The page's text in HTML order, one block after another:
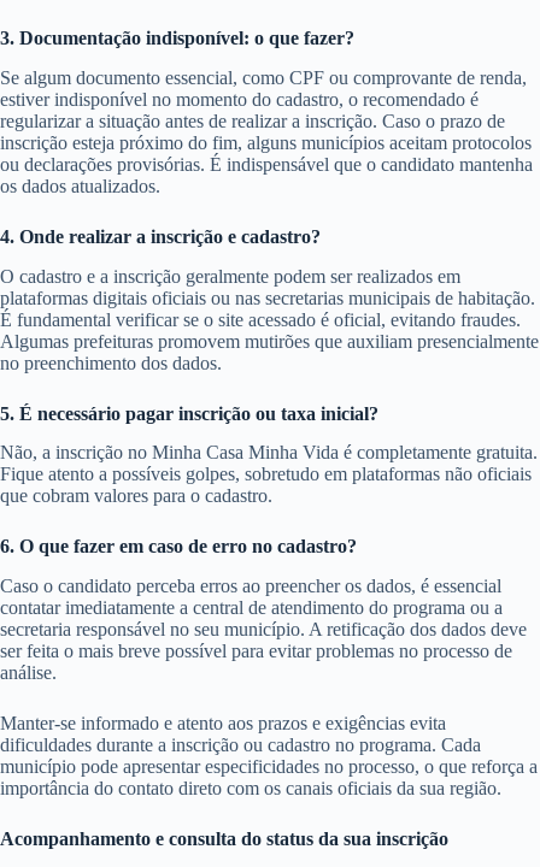
3. Documentação indisponível: o que fazer?
Se algum documento essencial, como CPF ou comprovante de renda,
estiver indisponível no momento do cadastro, o recomendado é
regularizar a situação antes de realizar a inscrição. Caso o prazo de
inscrição esteja próximo do fim, alguns municípios aceitam protocolos
ou declarações provisórias. É indispensável que o candidato mantenha
os dados atualizados.
4. Onde realizar a inscrição e cadastro?
O cadastro e a inscrição geralmente podem ser realizados em
plataformas digitais oficiais ou nas secretarias municipais de habitação.
É fundamental verificar se o site acessado é oficial, evitando fraudes.
Algumas prefeituras promovem mutirões que auxiliam presencialmente
no preenchimento dos dados.
5. É necessário pagar inscrição ou taxa inicial?
Não, a inscrição no Minha Casa Minha Vida é completamente gratuita.
Fique atento a possíveis golpes, sobretudo em plataformas não oficiais
que cobram valores para o cadastro.
6. O que fazer em caso de erro no cadastro?
Caso o candidato perceba erros ao preencher os dados, é essencial
contatar imediatamente a central de atendimento do programa ou a
secretaria responsável no seu município. A retificação dos dados deve
ser feita o mais breve possível para evitar problemas no processo de
análise.
Manter-se informado e atento aos prazos e exigências evita
dificuldades durante a inscrição ou cadastro no programa. Cada
município pode apresentar especificidades no processo, o que reforça a
importância do contato direto com os canais oficiais da sua região.
Acompanhamento e consulta do status da sua inscrição